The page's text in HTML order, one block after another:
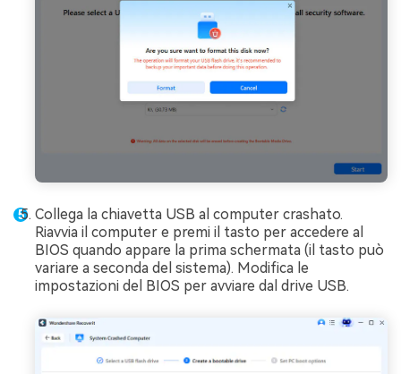
Collega la chiavetta USB al computer crashato.
Riavvia il computer e premi il tasto per accedere al
BIOS quando appare la prima schermata (il tasto può
variare a seconda del sistema). Modifica le
impostazioni del BIOS per avviare dal drive USB.